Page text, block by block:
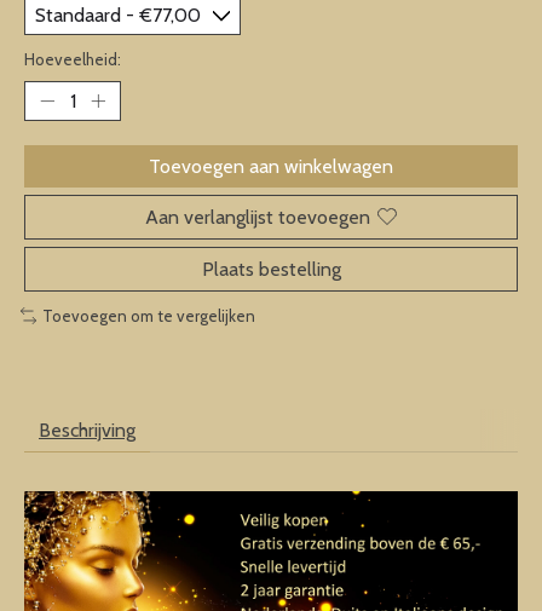
Hoeveelheid:
Toevoegen aan winkelwagen
Aan verlanglijst toevoegen
Plaats bestelling
Toevoegen om te vergelijken
Beschrijving